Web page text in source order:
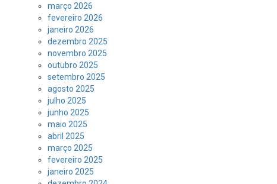
março 2026
fevereiro 2026
janeiro 2026
dezembro 2025
novembro 2025
outubro 2025
setembro 2025
agosto 2025
julho 2025
junho 2025
maio 2025
abril 2025
março 2025
fevereiro 2025
janeiro 2025